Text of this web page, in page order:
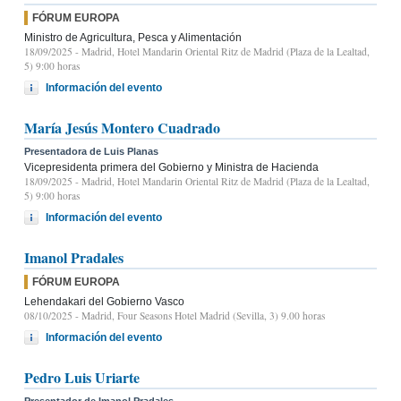
FÓRUM EUROPA
Ministro de Agricultura, Pesca y Alimentación
18/09/2025 - Madrid, Hotel Mandarin Oriental Ritz de Madrid (Plaza de la Lealtad,
5) 9:00 horas
Información del evento
María Jesús Montero Cuadrado
Presentadora de Luis Planas
Vicepresidenta primera del Gobierno y Ministra de Hacienda
18/09/2025 - Madrid, Hotel Mandarin Oriental Ritz de Madrid (Plaza de la Lealtad,
5) 9:00 horas
Información del evento
Imanol Pradales
FÓRUM EUROPA
Lehendakari del Gobierno Vasco
08/10/2025 - Madrid, Four Seasons Hotel Madrid (Sevilla, 3) 9.00 horas
Información del evento
Pedro Luis Uriarte